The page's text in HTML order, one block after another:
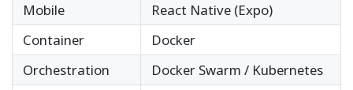
Mobile
React Native (Expo)
Container
Docker
Orchestration
Docker Swarm / Kubernetes